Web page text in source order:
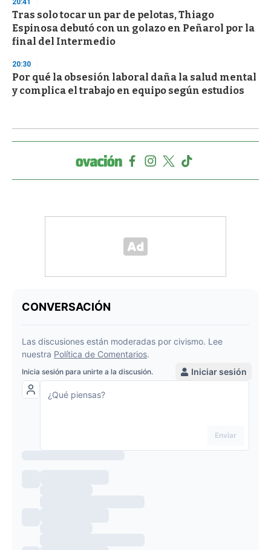
20:41
Tras solo tocar un par de pelotas, Thiago
Espinosa debutó con un golazo en Peñarol por la
final del Intermedio
20:30
Por qué la obsesión laboral daña la salud mental
y complica el trabajo en equipo según estudios